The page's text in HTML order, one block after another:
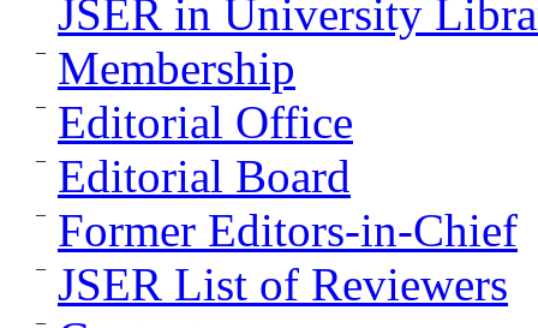
JSER in University
Membership
Editorial Office
Editorial Board
Former Editors-in-Chief
JSER List of Reviewers